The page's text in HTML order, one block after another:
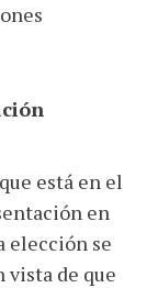
está en el
en
elección se
vista de que